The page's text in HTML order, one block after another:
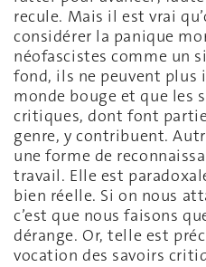
recule. Mais il est vrai
considérer la panique
néofascistes comme un
fond, ils ne peuvent plus
monde bouge et que les
critiques, dont font
genre, y contribuent.
une forme de
travail. Elle est
bien réelle. Si on nous
c’est que nous faisons
dérange. Or, telle est
vocation des savoirs